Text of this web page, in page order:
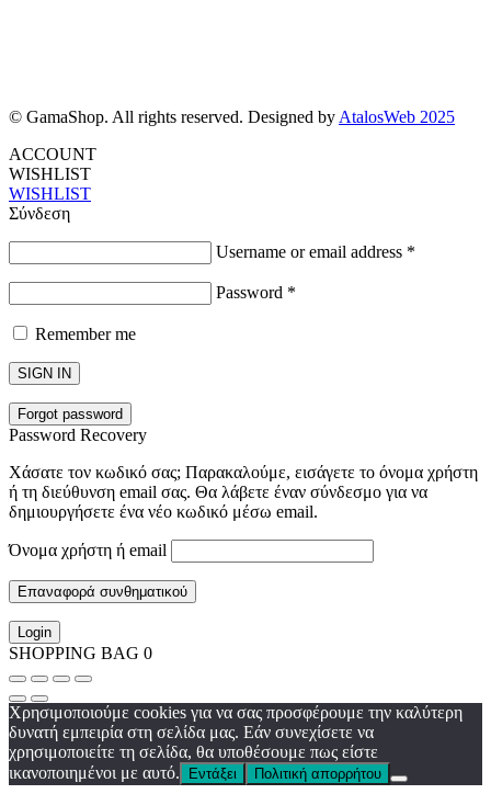
© GamaShop. All rights reserved. Designed by AtalosWeb 2025
ACCOUNT
WISHLIST
WISHLIST
Σύνδεση
Username or email address *
Password *
Remember me
SIGN IN
Forgot password
Password Recovery
Χάσατε τον κωδικό σας; Παρακαλούμε, εισάγετε το όνομα χρήστη
ή τη διεύθυνση email σας. Θα λάβετε έναν σύνδεσμο για να
δημιουργήσετε ένα νέο κωδικό μέσω email.
Όνομα χρήστη ή email
Επαναφορά συνθηματικού
Login
SHOPPING BAG 0
Χρησιμοποιούμε cookies για να σας προσφέρουμε την καλύτερη
δυνατή εμπειρία στη σελίδα μας. Εάν συνεχίσετε να
χρησιμοποιείτε τη σελίδα, θα υποθέσουμε πως είστε
ικανοποιημένοι με αυτό.
Εντάξει Πολιτική απορρήτου